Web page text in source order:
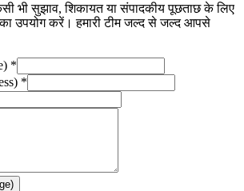
भी सुझाव, शिकायत या संपादकीय पूछताछ के लिए
का उपयोग करें। हमारी टीम जल्द से जल्द आपसे
*
*